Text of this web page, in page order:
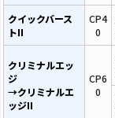
クイックバース
トII
CP4
0
クリミナルエッ
ジ
→クリミナルエ
ッジII
CP6
0